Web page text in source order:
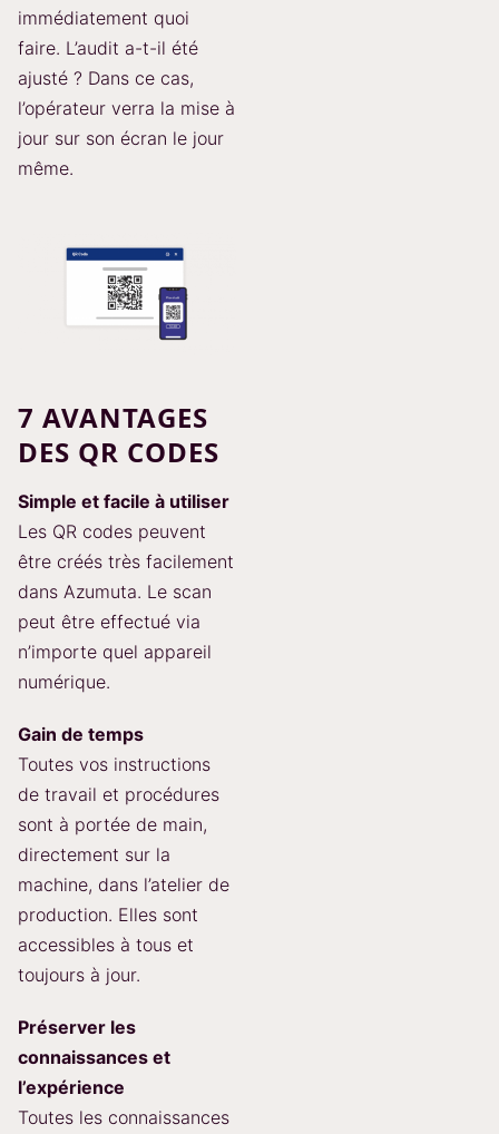
immédiatement quoi
faire. L’audit a-t-il été
ajusté ? Dans ce cas,
l’opérateur verra la mise à
jour sur son écran le jour
même.
7 AVANTAGES
DES QR CODES
Simple et facile à utiliser
Les QR codes peuvent
être créés très facilement
dans Azumuta. Le scan
peut être effectué via
n’importe quel appareil
numérique.
Gain de temps
Toutes vos instructions
de travail et procédures
sont à portée de main,
directement sur la
machine, dans l’atelier de
production. Elles sont
accessibles à tous et
toujours à jour.
Préserver les
connaissances et
l’expérience
Toutes les connaissances